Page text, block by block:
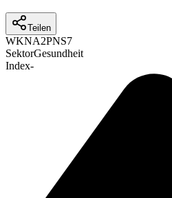
Teilen
WKNA2PNS7
SektorGesundheit
Index-